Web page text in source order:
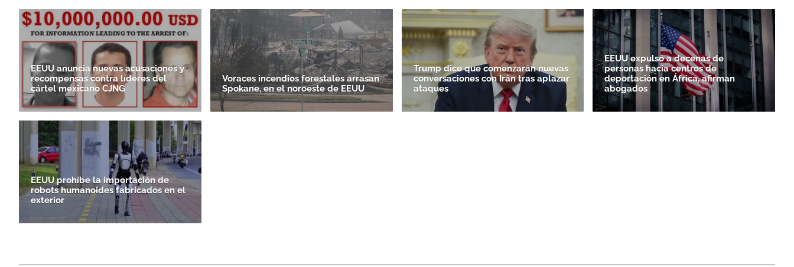
EEUU anuncia nuevas acusaciones y
recompensas contra líderes del
cártel mexicano CJNG
Voraces incendios forestales arrasan
Spokane, en el noroeste de EEUU
Trump dice que comenzarán nuevas
conversaciones con Irán tras aplazar
ataques
EEUU expulsó a decenas de
personas hacia centros de
deportación en África, afirman
abogados
EEUU prohíbe la importación de
robots humanoides fabricados en el
exterior